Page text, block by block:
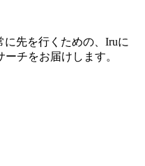
先を行くための、Iruに
チをお届けします。